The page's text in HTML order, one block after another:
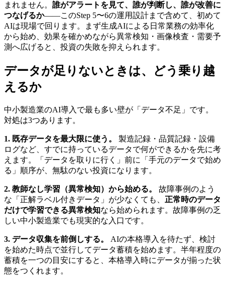
まれません。 誰がアラートを見て、誰が判断し、誰が改善に
つなげるか——このStep 5〜6の運用設計まで含めて、初めて
AIは現場で回ります。まず生成AIによる日常業務の効率化
から始め、効果を確かめながら異常検知・画像検査・需要予
測へ広げると、投資の失敗を抑えられます。
データが足りないときは、どう乗り越
えるか
中小製造業のAI導入で最も多い壁が「データ不足」です。
対処は3つあります。
1. 既存データを最大限に使う。
製造記録・品質記録・設備
ログなど、すでに持っているデータで何ができるかを先に考
えます。「データを取りに行く」前に「手元のデータで始め
る」順序が、無駄のない投資になります。
2. 教師なし学習（異常検知）から始める。
故障事例のよう
な「正解ラベル付きデータ」が少なくても、 正常時のデータ
だけで学習できる異常検知なら始められます。故障事例の乏
しい中小製造業でも現実的な入口です。
3. データ収集を前倒しする。
AIの本格導入を待たず、検討
を始めた時点で並行してデータ蓄積を始めます。半年程度の
蓄積を一つの目安にすると、本格導入時にデータが揃った状
態をつくれます。